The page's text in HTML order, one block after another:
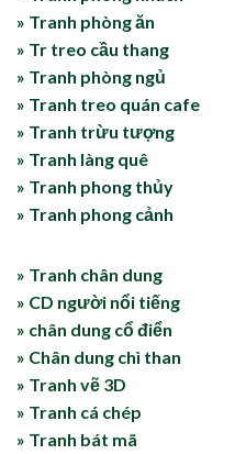
» Tranh phòng ăn
» Tr treo cầu thang
» Tranh phòng ngủ
» Tranh treo quán cafe
» Tranh trừu tượng
» Tranh làng quê
» Tranh phong thủy
» Tranh phong cảnh
» Tranh chân dung
» CD người nổi tiếng
» chân dung cổ điển
» Chân dung chì than
» Tranh vẽ 3D
» Tranh cá chép
» Tranh bát mã